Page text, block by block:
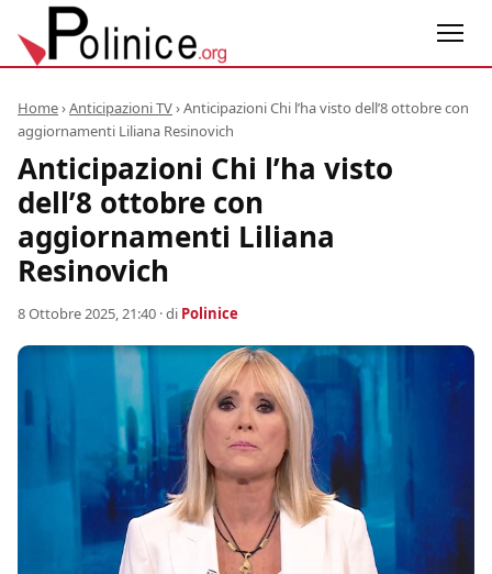
Home›Anticipazioni TV›Anticipazioni Chi l’ha visto dell’8 ottobre con
aggiornamenti Liliana Resinovich
Anticipazioni Chi l’ha visto
dell’8 ottobre con
aggiornamenti Liliana
Resinovich
8 Ottobre 2025, 21:40 · di Polinice